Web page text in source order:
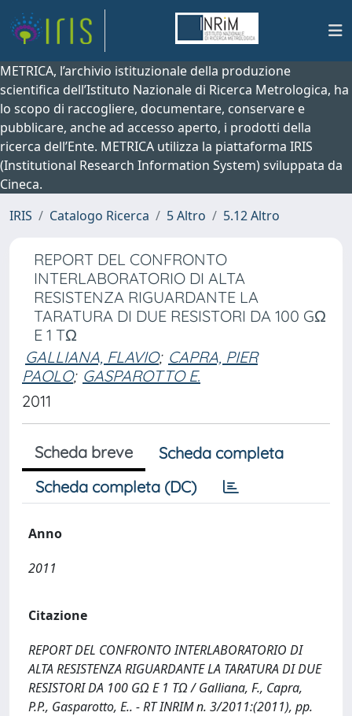
METRICA, l’archivio istituzionale della produzione
scientifica dell’Istituto Nazionale di Ricerca Metrologica, ha
lo scopo di raccogliere, documentare, conservare e
pubblicare, anche ad accesso aperto, i prodotti della
ricerca dell’Ente. METRICA utilizza la piattaforma IRIS
(Institutional Research Information System) sviluppata da
Cineca.
IRIS
Catalogo Ricerca 5 Altro 5.12 Altro
REPORT DEL CONFRONTO
INTERLABORATORIO DI ALTA
RESISTENZA RIGUARDANTE LA
TARATURA DI DUE RESISTORI DA 100 GΩ
E 1 TΩ
GALLIANA, FLAVIO; CAPRA, PIER
PAOLO; GASPAROTTO E.
2011
Scheda breve
Scheda completa
Scheda completa (DC)
Anno
2011
Citazione
REPORT DEL CONFRONTO INTERLABORATORIO DI
ALTA RESISTENZA RIGUARDANTE LA TARATURA DI DUE
RESISTORI DA 100 GΩ E 1 TΩ / Galliana, F., Capra,
P.P., Gasparotto, E.. - RT INRIM n. 3/2011:(2011), pp.